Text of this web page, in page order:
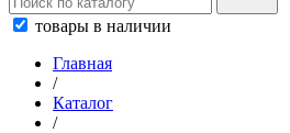
товары в наличии
Главная
/
Каталог
/